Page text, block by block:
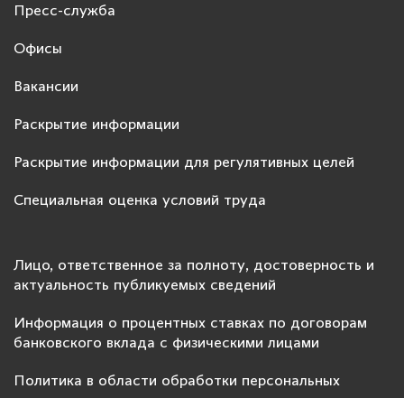
Пресс-служба
Офисы
Вакансии
Раскрытие информации
Раскрытие информации для регулятивных целей
Специальная оценка условий труда
Лицо, ответственное за полноту, достоверность и
актуальность публикуемых сведений
Информация о процентных ставках по договорам
банковского вклада с физическими лицами
Политика в области обработки персональных